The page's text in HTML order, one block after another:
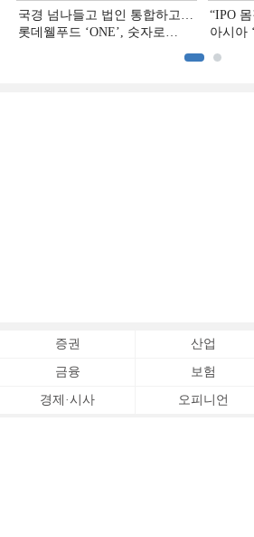
국경 넘나들고 법인 통합하고…
롯데웰푸드 ‘ONE’, 숫자로
“IPO
아시아
증권 산업
금융 보험
경제·시사 오피니언